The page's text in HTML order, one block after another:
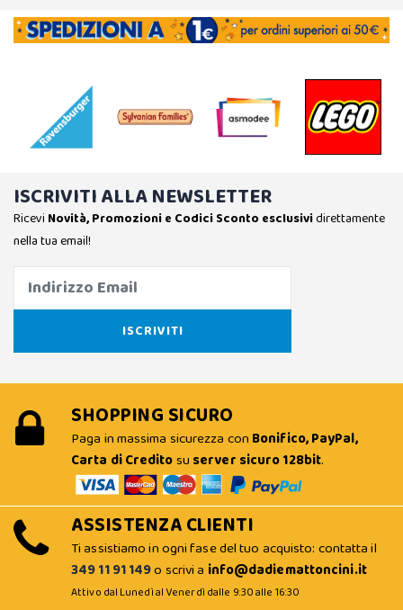
ISCRIVITI ALLA NEWSLETTER
Ricevi Novità, Promozioni e Codici Sconto esclusividirettamente
nella tua email!
SHOPPING SICURO
Paga in massima sicurezza con Bonifico, PayPal,
Carta di Creditosu server sicuro 128bit.
ASSISTENZA CLIENTI
Ti assistiamo in ogni fase del tuo acquisto: contatta il
349 11 91 149o scrivi a info@dadiemattoncini.it
Attivo dal Lunedì al Venerdì dalle 9:30 alle 16:30